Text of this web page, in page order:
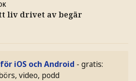
liv drivet av begär
iOS och Android - gratis:
video, podd